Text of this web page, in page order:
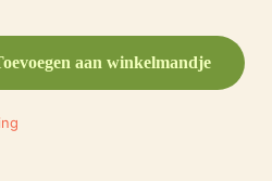
aan winkelmandje